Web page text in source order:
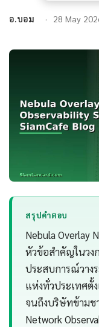
อ.บอม 28 May
สรุปคำตอบ
Nebula Overlay
หัวข้อสำคัญในวง
ประสบการณ์วาง
แห่งทั่วประเทศตั้
จนถึงบริษัทข้ามช
Network